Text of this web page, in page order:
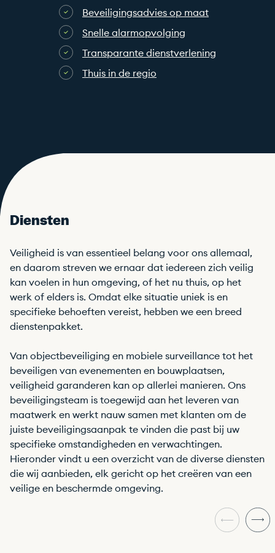
Beveiligingsadvies op maat
Snelle alarmopvolging
Transparante dienstverlening
Thuis in de regio
Diensten
Veiligheid is van essentieel belang voor ons allemaal,
en daarom streven we ernaar dat iedereen zich veilig
kan voelen in hun omgeving, of het nu thuis, op het
werk of elders is. Omdat elke situatie uniek is en
specifieke behoeften vereist, hebben we een breed
dienstenpakket.
Van objectbeveiliging en mobiele surveillance tot het
beveiligen van evenementen en bouwplaatsen,
veiligheid garanderen kan op allerlei manieren. Ons
beveiligingsteam is toegewijd aan het leveren van
maatwerk en werkt nauw samen met klanten om de
juiste beveiligingsaanpak te vinden die past bij uw
specifieke omstandigheden en verwachtingen.
Hieronder vindt u een overzicht van de diverse diensten
die wij aanbieden, elk gericht op het creëren van een
veilige en beschermde omgeving.